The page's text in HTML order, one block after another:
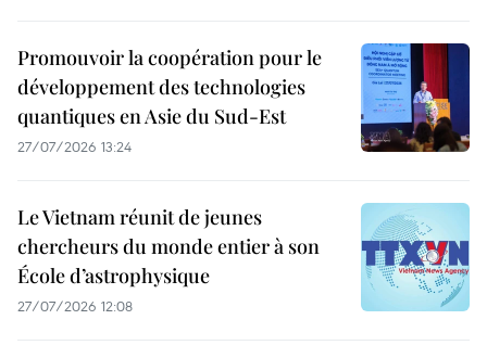
Promouvoir la coopération pour le
développement des technologies
quantiques en Asie du Sud-Est
27/07/2026 13:24
Le Vietnam réunit de jeunes
chercheurs du monde entier à son
École d’astrophysique
27/07/2026 12:08